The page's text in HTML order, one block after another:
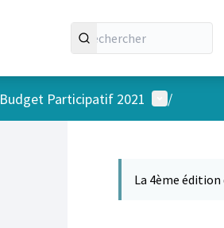
Budget Participatif 2021 Menu
/
La 4ème édition